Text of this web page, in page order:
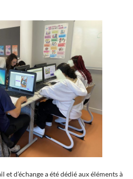
et d’échange a été dédié aux éléments à